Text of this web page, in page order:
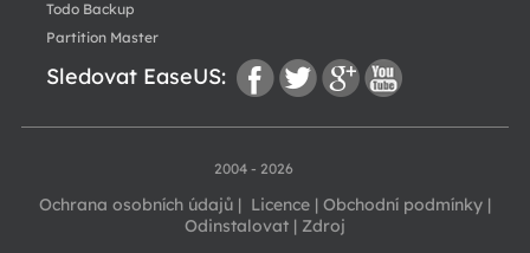
Todo Backup
Partition Master
Sledovat EaseUS:
fac twi go you
2004 - 2026
Ochrana osobních údajů | Licence | Obchodní podmínky |
Odinstalovat | Zdroj